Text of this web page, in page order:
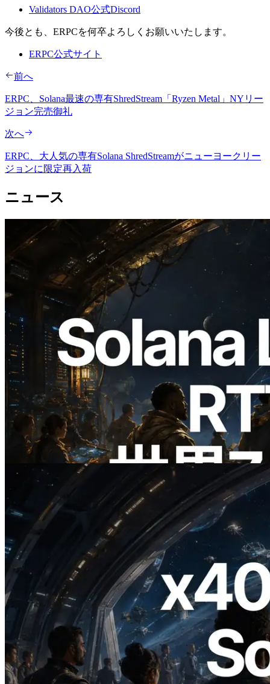
Validators DAO公式Discord
今後とも、ERPCを何卒よろしくお願いいたします。
ERPC公式サイト
前へ
ERPC、Solana最速の専有ShredStream「Ryzen Metal」NYリー
ジョン完売御礼
次へ
ERPC、大人気の専有Solana ShredStreamがニューヨークリー
ジョンに限定再入荷
ニュース
2026.08.05
ERPC、Solana Leader Slot APIを世界7
リージョンのping計測に拡張—
Validators Information APIも公開
この記事を読む
2026.07.04
ERPC、x402 決済対応の Solana RPC を
公開 — AI エージェントが必要な API
にその場で支払う時代の幕開け